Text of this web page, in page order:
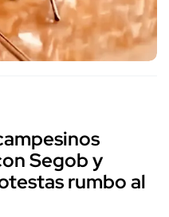
Segob y
rumbo al